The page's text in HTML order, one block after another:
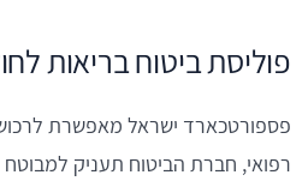
פוליסת ביטוח בריאות
פספורטכארד ישראל מאפשרת
רפואי, חברת הביטוח תעניק